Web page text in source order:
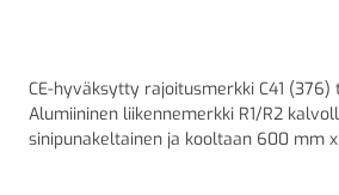
CE-hyväksytty rajoitusmerkki C41 (376)
Alumiininen liikennemerkki R1/R2
sinipunakeltainen ja kooltaan 600 mm